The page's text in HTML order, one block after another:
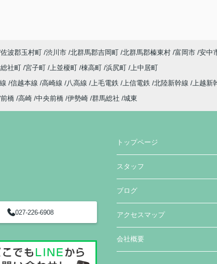
佐波郡玉村町 渋川市 北群馬郡吉岡町 北群馬郡榛東村 富岡市 安中
社町 宮子町 上並榎町 棟高町 浜尻町
上中居町
信越本線 高崎線 八高線 上毛電鉄 上信電鉄 北陸新幹線
上越新
前橋 高崎 中央前橋 伊勢崎 群馬総社 城東
027-226-6908
トップページ
スタッフ
ブログ
アクセスマップ
会社概要